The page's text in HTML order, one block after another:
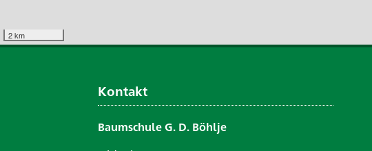
2 km
Kontakt
Baumschule G. D. Böhlje